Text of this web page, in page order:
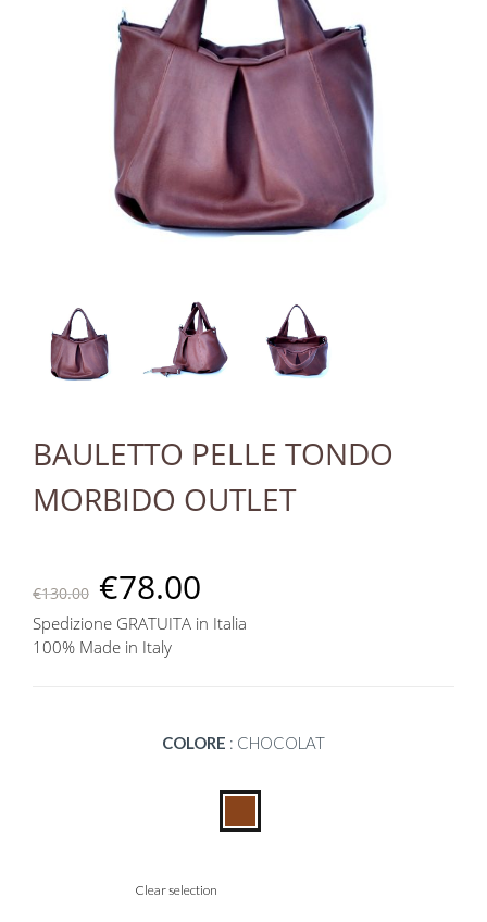
BAULETTO PELLE TONDO
MORBIDO OUTLET
€130.00 €78.00
Spedizione GRATUITA in Italia
100% Made in Italy
COLORE : CHOCOLAT
Clear selection